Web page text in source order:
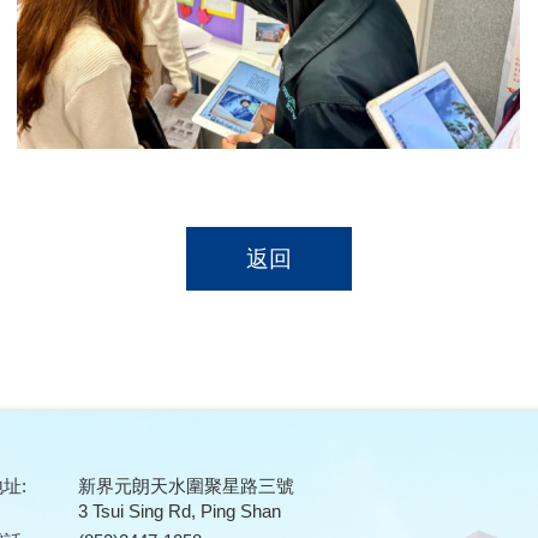
返回
:
新界元朗天水圍聚星路三號
3 Tsui Sing Rd, Ping Shan